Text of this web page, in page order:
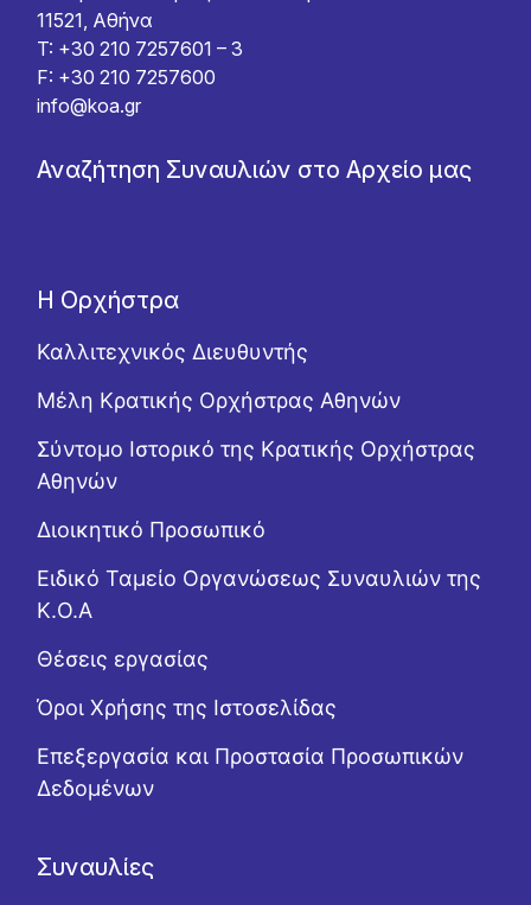
11521, Αθήνα
T: +30 210 7257601 – 3
F: +30 210 7257600
info@koa.gr
Αναζήτηση Συναυλιών στο Αρχείο μας
Η Ορχήστρα
Καλλιτεχνικός Διευθυντής
Μέλη Κρατικής Ορχήστρας Αθηνών
Σύντομο Ιστορικό της Κρατικής Ορχήστρας
Αθηνών
Διοικητικό Προσωπικό
Ειδικό Ταμείο Οργανώσεως Συναυλιών της
Κ.Ο.Α
Θέσεις εργασίας
Όροι Χρήσης της Ιστοσελίδας
Επεξεργασία και Προστασία Προσωπικών
Δεδομένων
Συναυλίες